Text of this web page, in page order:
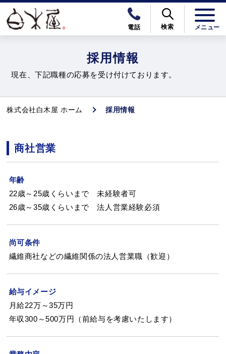
電話 検索
採用情報
現在、下記職種の応募を受け付けております。
株式会社白木屋 ホーム 採用情報
商社営業
年齢
22歳～25歳くらいまで 未経験者可
26歳～35歳くらいまで 法人営業経験必須
尚可条件
繊維商社などの繊維関係の法人営業職（歓迎）
給与イメージ
月給22万～35万円
年収300～500万円（前給与を考慮いたします）